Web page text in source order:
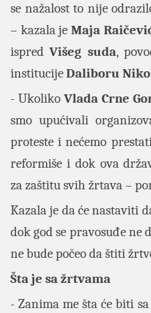
se nažalost to nije
– kazala je Maja
ispredVišeg suda,
institucijeDaliboru
- Ukoliko Vlada Crne
smo upućivali
proteste i nećemo
reformiše i dok ova
za zaštitu svih žrtava –
Kazala je da će nastaviti
dok god se pravosuđe ne
ne bude počeo da štiti
Šta je sa žrtvama
- Zanima me šta će biti